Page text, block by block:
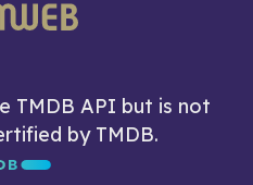
TMDB API but is not
by TMDB.